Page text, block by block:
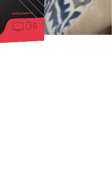
Multiplateforme